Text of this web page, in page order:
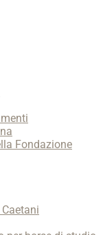
Fondazione